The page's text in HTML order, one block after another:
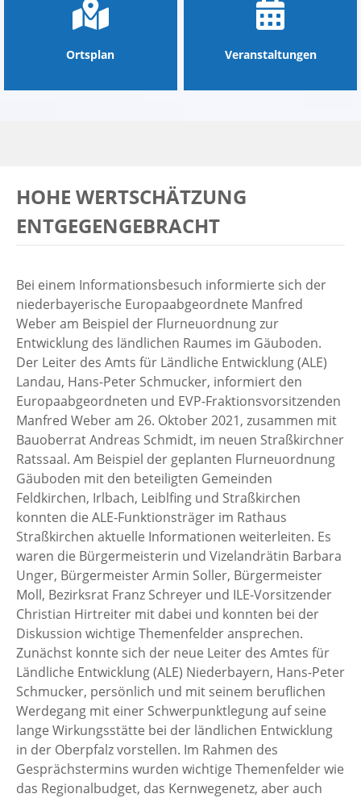
Ortsplan Veranstaltungen
HOHE WERTSCHÄTZUNG
ENTGEGENGEBRACHT
Bei einem Informationsbesuch informierte sich der
niederbayerische Europaabgeordnete Manfred
Weber am Beispiel der Flurneuordnung zur
Entwicklung des ländlichen Raumes im Gäuboden.
Der Leiter des Amts für Ländliche Entwicklung (ALE)
Landau, Hans-Peter Schmucker, informiert den
Europaabgeordneten und EVP-Fraktionsvorsitzenden
Manfred Weber am 26. Oktober 2021, zusammen mit
Bauoberrat Andreas Schmidt, im neuen Straßkirchner
Ratssaal. Am Beispiel der geplanten Flurneuordnung
Gäuboden mit den beteiligten Gemeinden
Feldkirchen, Irlbach, Leiblfing und Straßkirchen
konnten die ALE-Funktionsträger im Rathaus
Straßkirchen aktuelle Informationen weiterleiten. Es
waren die Bürgermeisterin und Vizelandrätin Barbara
Unger, Bürgermeister Armin Soller, Bürgermeister
Moll, Bezirksrat Franz Schreyer und ILE-Vorsitzender
Christian Hirtreiter mit dabei und konnten bei der
Diskussion wichtige Themenfelder ansprechen.
Zunächst konnte sich der neue Leiter des Amtes für
Ländliche Entwicklung (ALE) Niederbayern, Hans-Peter
Schmucker, persönlich und mit seinem beruflichen
Werdegang mit einer Schwerpunktlegung auf seine
lange Wirkungsstätte bei der ländlichen Entwicklung
in der Oberpfalz vorstellen. Im Rahmen des
Gesprächstermins wurden wichtige Themenfelder wie
das Regionalbudget, das Kernwegenetz, aber auch